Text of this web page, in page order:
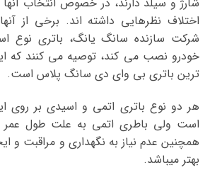
اختلاف نظرهایی داشته اند. برخی از
شرکت سازنده سانگ یانگ، باتری نوع
خودرو نصب می کند، توصیه می کنند که
ترین باتری بی وای دی سانگ پلاس است.
هر دو نوع باتری اتمی و اسیدی بر روی
است ولی باطری اتمی به علت طول عمر
همچنین عدم نیاز به نگهداری و مراقبت و
بهتر میباشد.